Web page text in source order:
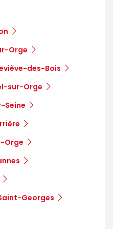
Orge
des-Bois
sur-Orge
Seine
Orge
Georges